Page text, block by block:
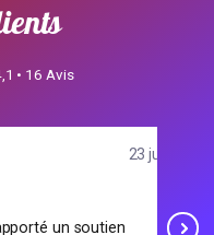
• 16 Avis
soutien